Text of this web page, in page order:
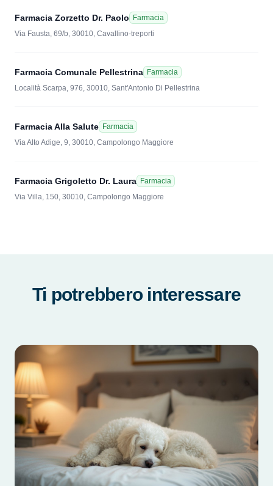
Farmacia Zorzetto Dr. Paolo
Farmacia
Via Fausta, 69/b, 30010, Cavallino-treporti
Farmacia Comunale Pellestrina Farmacia
Località Scarpa, 976, 30010, Sant'Antonio Di Pellestrina
Farmacia Alla Salute Farmacia
Via Alto Adige, 9, 30010, Campolongo Maggiore
Farmacia Grigoletto Dr. Laura Farmacia
Via Villa, 150, 30010, Campolongo Maggiore
Ti potrebbero interessare